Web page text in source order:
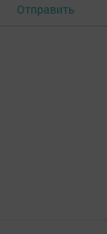
Отправить